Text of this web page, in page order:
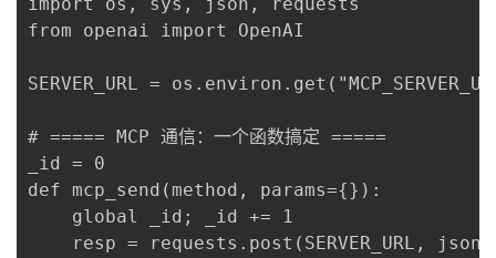
from openai import OpenAI
SERVER_URL =
# ===== MCP 通信：一个函数搞定 =====
_id = 0
def mcp_send(method, params={}):
global _id; _id += 1
resp = requests.post(SERVER_URL,